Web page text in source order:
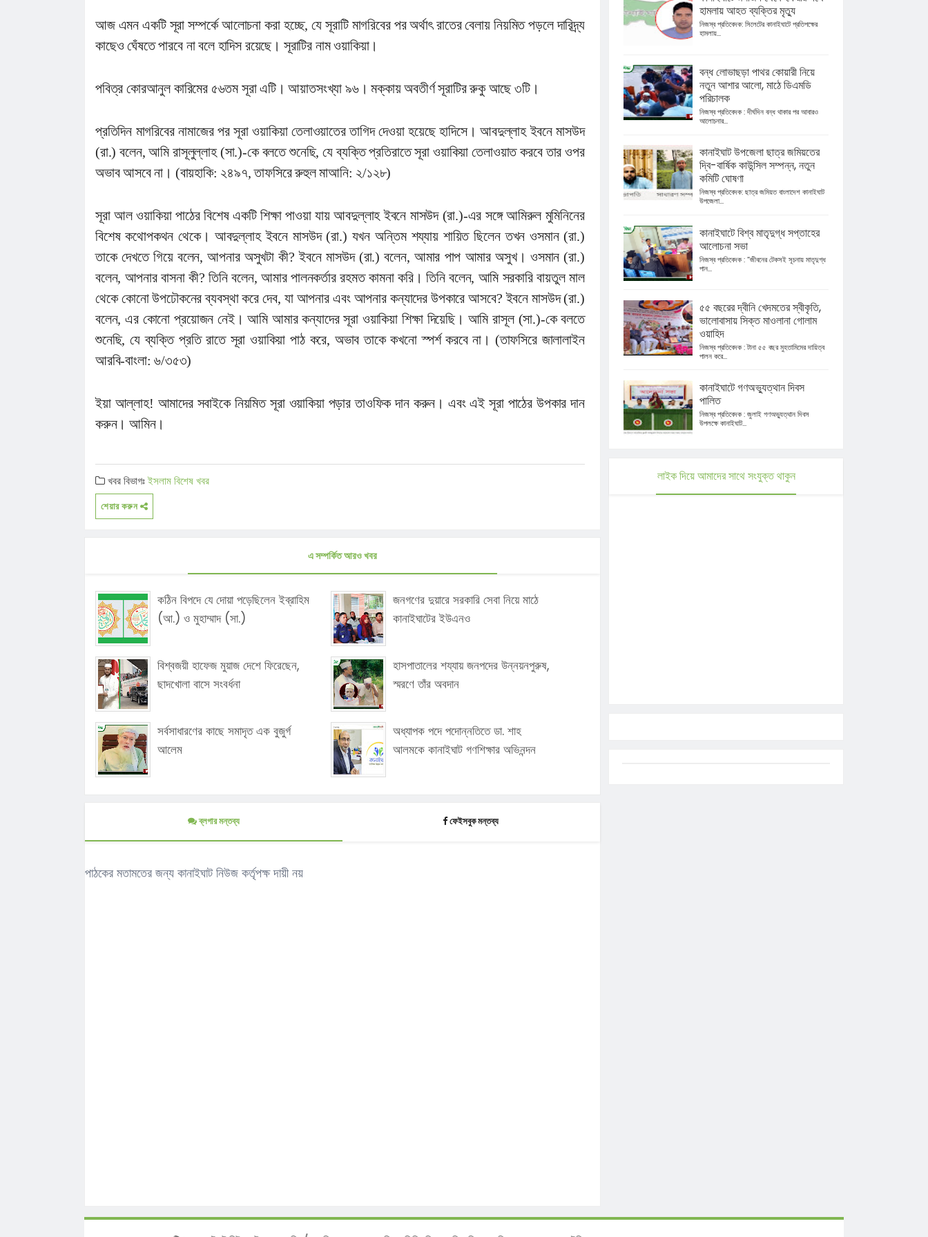
আজ এমন একটি সূরা সম্পর্কে আলোচনা করা হচ্ছে, যে সূরাটি মাগরিবের পর অর্থাৎ রাতের বেলায় নিয়মিত পড়লে দারিদ্র্য
কাছেও ঘেঁষতে পারবে না বলে হাদিস রয়েছে। সূরাটির নাম ওয়াকিয়া।
পবিত্র কোরআনুল কারিমের ৫৬তম সূরা এটি। আয়াতসংখ্যা ৯৬। মক্কায় অবতীর্ণ সূরাটির রুকু আছে ৩টি।
প্রতিদিন মাগরিবের নামাজের পর সূরা ওয়াকিয়া তেলাওয়াতের তাগিদ দেওয়া হয়েছে হাদিসে। আবদুল্লাহ ইবনে মাসউদ
(রা.) বলেন, আমি রাসূলুল্লাহ (সা.)-কে বলতে শুনেছি, যে ব্যক্তি প্রতিরাতে সূরা ওয়াকিয়া তেলাওয়াত করবে তার ওপর
অভাব আসবে না। (বায়হাকি: ২৪৯৭, তাফসিরে রুহুল মাআনি: ২/১২৮)
সূরা আল ওয়াকিয়া পাঠের বিশেষ একটি শিক্ষা পাওয়া যায় আবদুল্লাহ ইবনে মাসউদ (রা.)-এর সঙ্গে আমিরুল মুমিনিনের
বিশেষ কথোপকথন থেকে। আবদুল্লাহ ইবনে মাসউদ (রা.) যখন অন্তিম শয্যায় শায়িত ছিলেন তখন ওসমান (রা.)
তাকে দেখতে গিয়ে বলেন, আপনার অসুখটা কী? ইবনে মাসউদ (রা.) বলেন, আমার পাপ আমার অসুখ। ওসমান (রা.)
বলেন, আপনার বাসনা কী? তিনি বলেন, আমার পালনকর্তার রহমত কামনা করি। তিনি বলেন, আমি সরকারি বায়তুল মাল
থেকে কোনো উপঢৌকনের ব্যবস্থা করে দেব, যা আপনার এবং আপনার কন্যাদের উপকারে আসবে? ইবনে মাসউদ (রা.)
বলেন, এর কোনো প্রয়োজন নেই। আমি আমার কন্যাদের সূরা ওয়াকিয়া শিক্ষা দিয়েছি। আমি রাসূল (সা.)-কে বলতে
শুনেছি, যে ব্যক্তি প্রতি রাতে সূরা ওয়াকিয়া পাঠ করে, অভাব তাকে কখনো স্পর্শ করবে না। (তাফসিরে জালালাইন
আরবি-বাংলা: ৬/৩৫৩)
ইয়া আল্লাহ! আমাদের সবাইকে নিয়মিত সূরা ওয়াকিয়া পড়ার তাওফিক দান করুন। এবং এই সূরা পাঠের উপকার দান
করুন। আমিন।
খবর বিভাগঃইসলামবিশেষ খবর
শেয়ার করুন
এ সম্পর্কিত আরও খবর
কঠিন বিপদে যে দোয়া পড়েছিলেন ইব্রাহিম
(আ.) ও মুহাম্মাদ (সা.)
জনগণের দুয়ারে সরকারি সেবা নিয়ে মাঠে
কানাইঘাটের ইউএনও
বিশ্বজয়ী হাফেজ মুয়াজ দেশে ফিরেছেন,
ছাদখোলা বাসে সংবর্ধনা
হাসপাতালের শয্যায় জনপদের উন্নয়নপুরুষ,
স্মরণে তাঁর অবদান
সর্বসাধারণের কাছে সমাদৃত এক বুজুর্গ
আলেম
অধ্যাপক পদে পদোন্নতিতে ডা. শাহ
আলমকে কানাইঘাট গণশিক্ষার অভিনন্দন
ব্লগার মন্তব্য ফেইসবুক মন্তব্য
পাঠকের মতামতের জন্য কানাইঘাট নিউজ কর্তৃপক্ষ দায়ী নয়
হামলায় আহত ব্যক্তির মৃত্যু
নিজস্ব প্রতিবেদক: সিলেটের কানাইঘাটে প্রতিপক্ষের
হামলায়...
বন্ধ লোভাছড়া পাথর কোয়ারী নিয়ে
নতুন আশার আলো, মাঠে ডিএমডি
পরিচালক
নিজস্ব প্রতিবেদক : দীর্ঘদিন বন্ধ থাকার পর আবারও
আলোচনার...
কানাইঘাট উপজেলা ছাত্র জমিয়তের
দ্বি-বার্ষিক কাউন্সিল সম্পন্ন, নতুন
কমিটি ঘোষণা
নিজস্ব প্রতিবেদক: ছাত্র জমিয়ত বাংলাদেশ কানাইঘাট
উপজেলা...
কানাইঘাটে বিশ্ব মাতৃদুগ্ধ সপ্তাহের
আলোচনা সভা
নিজস্ব প্রতিবেদক : “জীবনের টেকসই সূচনায় মাতৃদুগ্ধ
পান...
৫৫ বছরের দ্বীনি খেদমতের স্বীকৃতি,
ভালোবাসায় সিক্ত মাওলানা গোলাম
ওয়াহিদ
নিজস্ব প্রতিবেদক : টানা ৫৫ বছর মুহতামিমের দায়িত্ব
পালন করে...
কানাইঘাটে গণঅভ্যুত্থান দিবস
পালিত
নিজস্ব প্রতিবেদক : জুলাই গণঅভ্যুত্থান দিবস
উপলক্ষে কানাইঘাট...
লাইক দিয়ে আমাদের সাথে সংযুক্ত থাকুন